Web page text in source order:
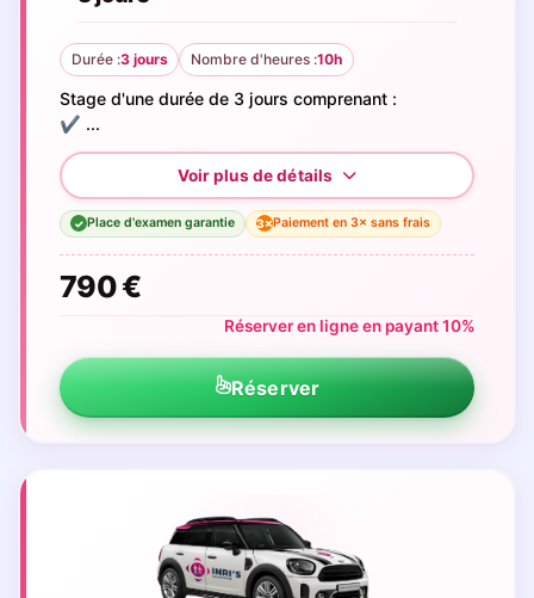
Durée :3 jours Nombre d'heures :10h
Stage d'une durée de 3 jours comprenant :
✔️ ...
✓ Place d'examen garantie 3×Paiement en 3× sans frais
790 €
Réserver en ligne en payant 10%
Réserver